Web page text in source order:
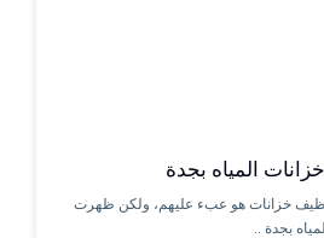
المياه بجدة
خزانات هو عبء عليهم، ولكن ظهرت
بجدة ..